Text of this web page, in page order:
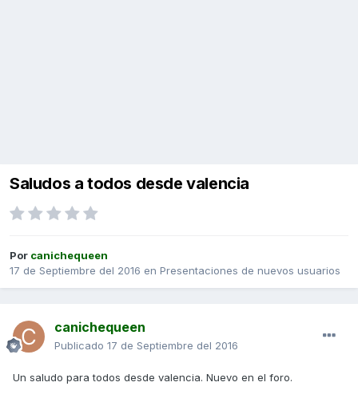
Saludos a todos desde valencia
Por canichequeen
17 de Septiembre del 2016 en Presentaciones de nuevos usuarios
canichequeen
Publicado 17 de Septiembre del 2016
Un saludo para todos desde valencia. Nuevo en el foro.